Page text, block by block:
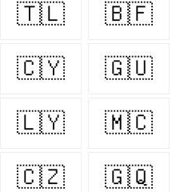
🇹🇱 🇧🇫
🇨🇾 🇬🇺
🇱🇾 🇲🇨
🇨🇿 🇬🇶